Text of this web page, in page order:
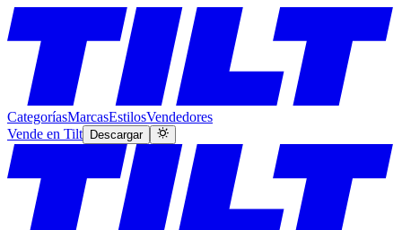
CategoríasMarcasEstilosVendedores
Vende en Tilt
Descargar